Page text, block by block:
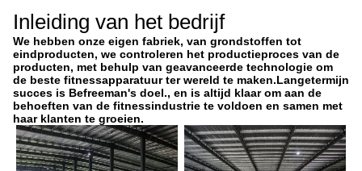
Inleiding van het bedrijf
We hebben onze eigen fabriek, van grondstoffen tot
eindproducten, we controleren het productieproces van de
producten, met behulp van geavanceerde technologie om
de beste fitnessapparatuur ter wereld te maken.Langetermijn
succes is Befreeman's doel., en is altijd klaar om aan de
behoeften van de fitnessindustrie te voldoen en samen met
haar klanten te groeien.